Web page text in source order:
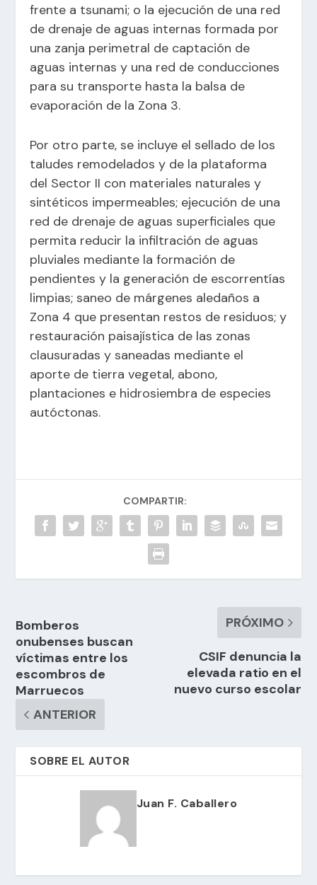
frente a tsunami; o la ejecución de una red
de drenaje de aguas internas formada por
una zanja perimetral de captación de
aguas internas y una red de conducciones
para su transporte hasta la balsa de
evaporación de la Zona 3.
Por otro parte, se incluye el sellado de los
taludes remodelados y de la plataforma
del Sector II con materiales naturales y
sintéticos impermeables; ejecución de una
red de drenaje de aguas superficiales que
permita reducir la infiltración de aguas
pluviales mediante la formación de
pendientes y la generación de escorrentías
limpias; saneo de márgenes aledaños a
Zona 4 que presentan restos de residuos; y
restauración paisajística de las zonas
clausuradas y saneadas mediante el
aporte de tierra vegetal, abono,
plantaciones e hidrosiembra de especies
autóctonas.
COMPARTIR:
Bomberos
onubenses buscan
víctimas entre los
escombros de
Marruecos
ANTERIOR
PRÓXIMO
CSIF denuncia la
elevada ratio en el
nuevo curso escolar
SOBRE EL AUTOR
Juan F. Caballero